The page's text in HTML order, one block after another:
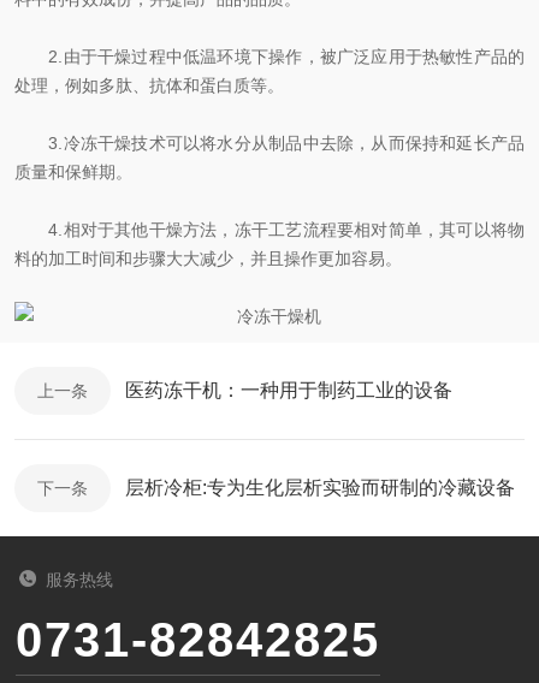
2.由于干燥过程中低温环境下操作，被广泛应用于热敏性产品的
处理，例如多肽、抗体和蛋白质等。
3.冷冻干燥技术可以将水分从制品中去除，从而保持和延长产品
质量和保鲜期。
4.相对于其他干燥方法，冻干工艺流程要相对简单，其可以将物
料的加工时间和步骤大大减少，并且操作更加容易。
上一条 医药冻干机：一种用于制药工业的设备
下一条 层析冷柜:专为生化层析实验而研制的冷藏设备
服务热线
0731-82842825